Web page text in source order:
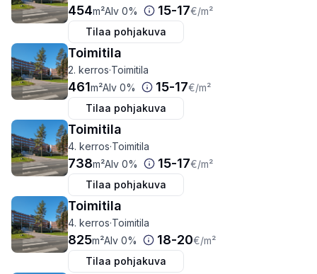
454m²Alv 0% 15-17€/m²
Tilaa pohjakuva
Toimitila
2. kerros·Toimitila
461m²Alv 0% 15-17€/m²
Tilaa pohjakuva
Toimitila
4. kerros·Toimitila
738m²Alv 0% 15-17€/m²
Tilaa pohjakuva
Toimitila
4. kerros·Toimitila
825m²Alv 0% 18-20€/m²
Tilaa pohjakuva